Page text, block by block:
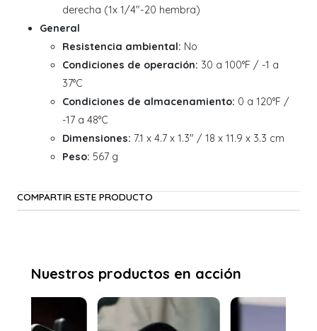
derecha (1x 1/4"-20 hembra)
General
Resistencia ambiental: No
Condiciones de operación: 30 a 100°F / -1 a
37°C
Condiciones de almacenamiento: 0 a 120°F /
-17 a 48°C
Dimensiones: 7.1 x 4.7 x 1.3" / 18 x 11.9 x 3.3 cm
Peso: 567 g
COMPARTIR ESTE PRODUCTO